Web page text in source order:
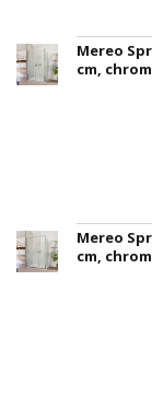
Mereo
cm,
Mereo
cm,